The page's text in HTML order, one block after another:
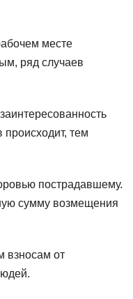
месте
ряд случаев
тем
пострадавшему.
сумму возмещения
взносам от